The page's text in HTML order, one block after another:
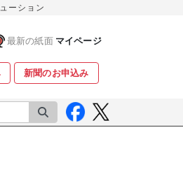
ーション
最新の紙面 マイページ
新聞のお申込み
検索